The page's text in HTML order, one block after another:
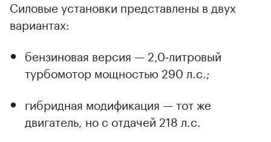
Силовые установки представлены в двух
вариантах:
бензиновая версия — 2,0‑литровый
турбомотор мощностью 290 л.с.;
гибридная модификация — тот же
двигатель, но с отдачей 218 л.с.